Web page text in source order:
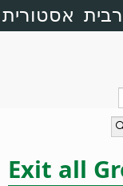
אסטורית
Exit all